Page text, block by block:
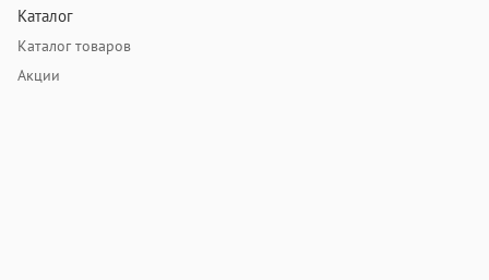
Каталог
Каталог товаров
Акции